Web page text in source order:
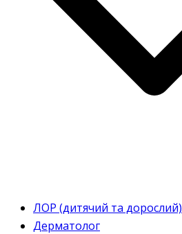
ЛОР (дитячий та дорослий)
Дерматолог